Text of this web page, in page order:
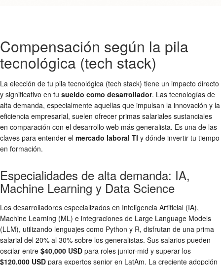
Compensación según la pila
tecnológica (tech stack)
La elección de tu pila tecnológica (tech stack) tiene un impacto directo
y significativo en tu sueldo como desarrollador. Las tecnologías de
alta demanda, especialmente aquellas que impulsan la innovación y la
eficiencia empresarial, suelen ofrecer primas salariales sustanciales
en comparación con el desarrollo web más generalista. Es una de las
claves para entender el mercado laboral TI y dónde invertir tu tiempo
en formación.
Especialidades de alta demanda: IA,
Machine Learning y Data Science
Los desarrolladores especializados en Inteligencia Artificial (IA),
Machine Learning (ML) e integraciones de Large Language Models
(LLM), utilizando lenguajes como Python y R, disfrutan de una prima
salarial del 20% al 30% sobre los generalistas. Sus salarios pueden
oscilar entre $40,000 USD para roles junior-mid y superar los
$120,000 USD para expertos senior en LatAm. La creciente adopción